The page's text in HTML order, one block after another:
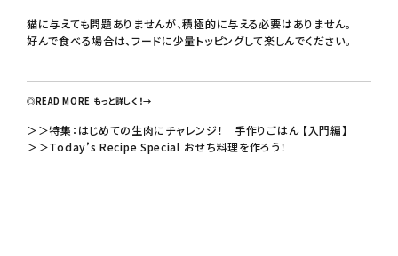
猫に与えても問題ありませんが、積極的に与える必要はありません。
好んで食べる場合は、フードに少量トッピングして楽しんでください。
◎READ MORE もっと詳しく！→
＞＞特集：はじめての生肉にチャレンジ！ 手作りごはん 【入門編】
＞＞Today’s Recipe Special おせち料理を作ろう！